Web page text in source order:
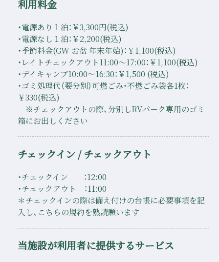
利用料金
・電源あり１泊：￥3,300円(税込)
・電源なし１泊：￥2,200(税込)
・季節料金(GW お盆 年末年始)：￥1,100(税込)
・レイトチェックアウト11:00～17:00：￥1,100(税込)
・デイキャンプ10:00～16:30：￥1,500 (税込)
・ゴミ処理代（要分別）可燃ごみ・不燃ごみ袋各1枚：
￥330(税込)
※チェックアウトの際、分別しRVパーク専用のゴミ
箱にお出しください
チェックイン / チェックアウト
・チェックイン ：12:00
・チェックアウト ：11:00
＊チェックインの際は備え付けの台帳に必要事項を記
入し、こちらの規約を熟読願います
当施設が利用者に提供するサービス